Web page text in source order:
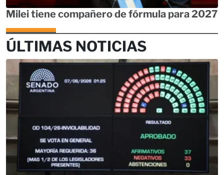
Milei tiene compañero de fórmula para 2027
ÚLTIMAS NOTICIAS